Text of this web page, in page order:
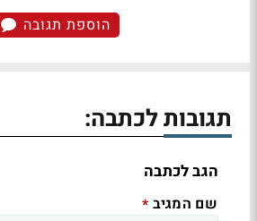
הוספת תגובה
תגובות לכתבה:
הגב לכתבה
שם המגיב *